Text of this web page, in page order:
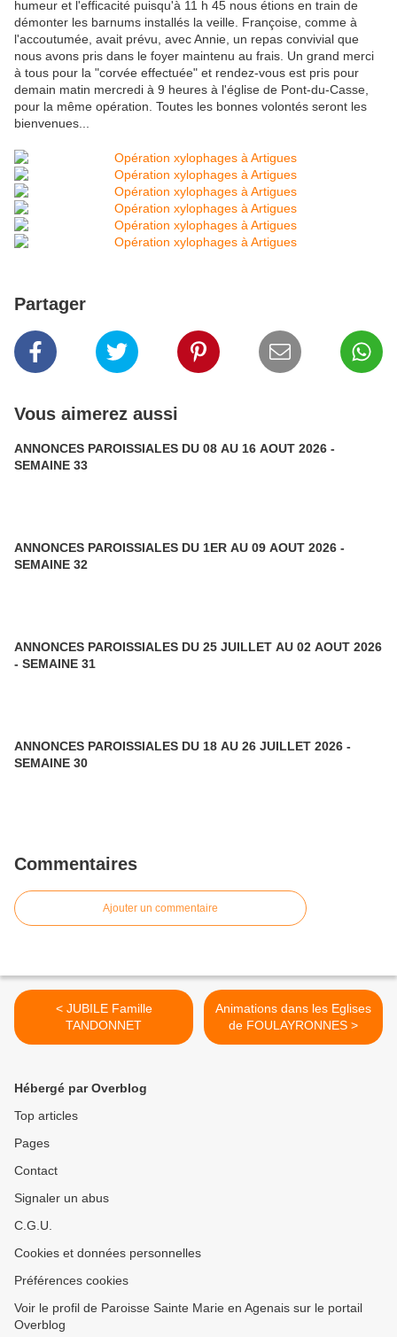
humeur et l'efficacité puisqu'à 11 h 45 nous étions en train de
démonter les barnums installés la veille. Françoise, comme à
l'accoutumée, avait prévu, avec Annie, un repas convivial que
nous avons pris dans le foyer maintenu au frais. Un grand merci
à tous pour la "corvée effectuée" et rendez-vous est pris pour
demain matin mercredi à 9 heures à l'église de Pont-du-Casse,
pour la même opération. Toutes les bonnes volontés seront les
bienvenues...
Partager
Vous aimerez aussi
ANNONCES PAROISSIALES DU 08 AU 16 AOUT 2026 -
SEMAINE 33
ANNONCES PAROISSIALES DU 1ER AU 09 AOUT 2026 -
SEMAINE 32
ANNONCES PAROISSIALES DU 25 JUILLET AU 02 AOUT 2026
- SEMAINE 31
ANNONCES PAROISSIALES DU 18 AU 26 JUILLET 2026 -
SEMAINE 30
Commentaires
Ajouter un commentaire
< JUBILE Famille
TANDONNET
Animations dans les Eglises
de FOULAYRONNES >
Hébergé par Overblog
Top articles
Pages
Contact
Signaler un abus
C.G.U.
Cookies et données personnelles
Préférences cookies
Voir le profil de Paroisse Sainte Marie en Agenais sur le portail
Overblog